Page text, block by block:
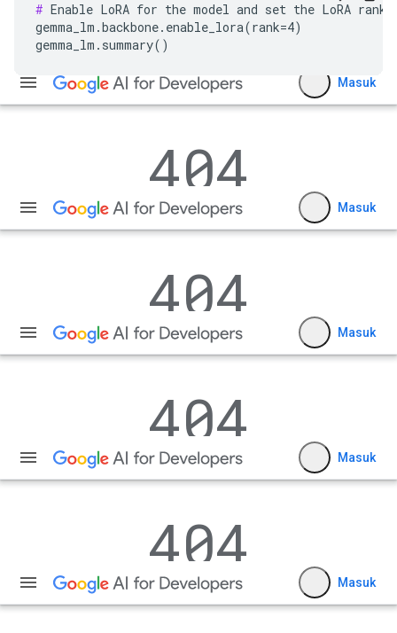
# Enable LoRA for the model and set the LoRA
gemma_lm.backbone.enable_lora(rank=4)